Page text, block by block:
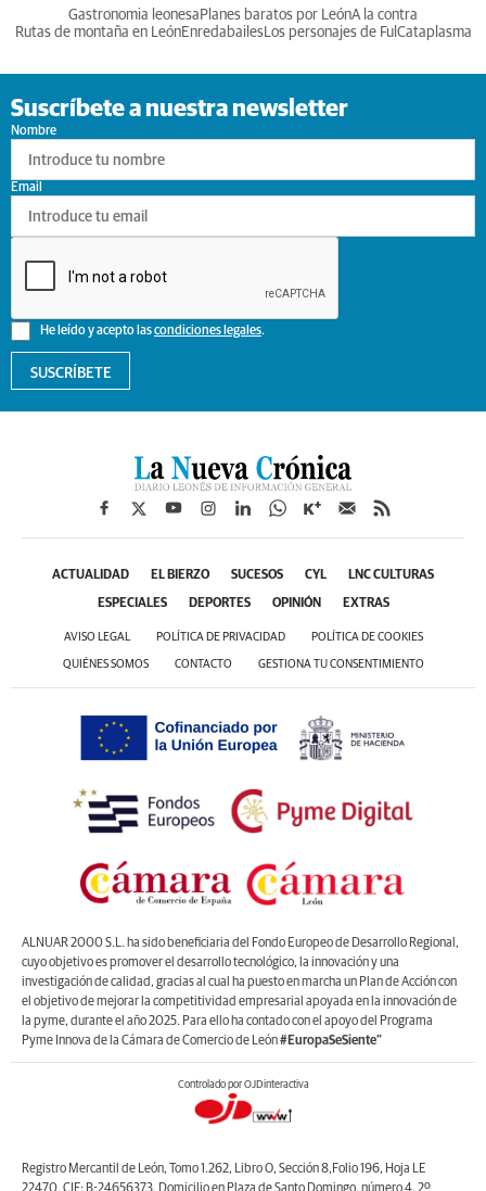
Gastronomia leonesa Planes baratos por LeónA la contra
Rutas de montaña en LeónEnredabailesLos personajes de Ful Cataplasma
Suscríbete a nuestra newsletter
Nombre
He leído y acepto lascondiciones legales.
Email
SUSCRÍBETE
ACTUALIDAD EL BIERZO SUCESOS CYL LNC CULTURAS
ESPECIALES DEPORTES OPINIÓN EXTRAS
AVISO LEGAL POLÍTICA DE PRIVACIDAD POLÍTICA DE COOKIES
QUIÉNES SOMOS CONTACTO GESTIONA TU CONSENTIMIENTO
ALNUAR 2000 S.L. ha sido beneficiaria del Fondo Europeo de Desarrollo Regional,
cuyo objetivo es promover el desarrollo tecnológico, la innovación y una
investigación de calidad, gracias al cual ha puesto en marcha un Plan de Acción con
el objetivo de mejorar la competitividad empresarial apoyada en la innovación de
la pyme, durante el año 2025. Para ello ha contado con el apoyo del Programa
Pyme Innova de la Cámara de Comercio de León#EuropaSeSiente”
Controlado por OJDinteractiva
Registro Mercantil de León, Tomo 1.262, Libro O, Sección 8,Folio 196, Hoja LE